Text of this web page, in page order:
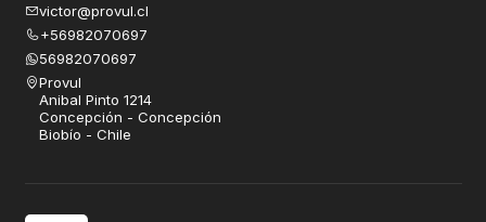
victor@provul.cl
+56982070697
56982070697
Provul
Anibal Pinto 1214
Concepción - Concepción
Biobío - Chile